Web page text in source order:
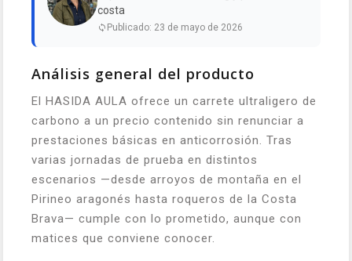
costa
Publicado: 23 de mayo de 2026
Análisis general del producto
El HASIDA AULA ofrece un carrete ultraligero de
carbono a un precio contenido sin renunciar a
prestaciones básicas en anticorrosión. Tras
varias jornadas de prueba en distintos
escenarios —desde arroyos de montaña en el
Pirineo aragonés hasta roqueros de la Costa
Brava— cumple con lo prometido, aunque con
matices que conviene conocer.